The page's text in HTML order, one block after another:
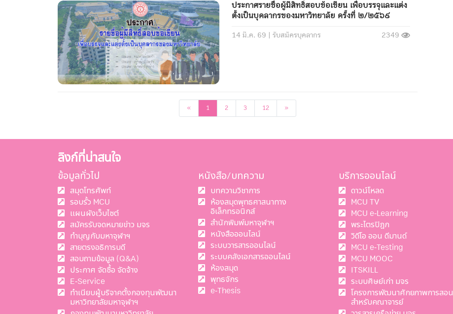
ประกาศรายชื่อผู้มีสิทธิ์สอบข้อเขียน เพื่อบรรจุและแต่ง
ตั้งเป็นบุคลากรของมหาวิทยาลัย ครั้งที่ ๒/๒๕๖๙
14 มี.ค. 69 | รับสมัครบุคลากร 2349
«ก่อนหน้า1 2 3 12 »ถัดไป
ลิงก์ที่น่าสนใจ
ข้อมูลทั่วไป
สมุดโทรศัพท์
รอบรั้ว MCU
แผนผังเว็บไซต์
สมัครรับจดหมายข่าว มจร
ทำบุญกับมหาจุฬาฯ
สายตรงอธิการบดี
สอบถามข้อมูล (Q&A)
ประกาศ จัดซื้อ จัดจ้าง
E-Service
ทำเนียบผู้บริจาคตั้งกองทุนพัฒนา
มหาวิทยาลัยมหาจุฬาฯ
หนังสือ/บทความ
บทความวิชาการ
ห้องสมุดพุทธศาสนาทาง
อิเล็กทรอนิกส์
สำนักพิมพ์มหาจุฬาฯ
หนังสือออนไลน์
ระบบวารสารออนไลน์
ระบบคลังเอกสารออนไลน์
ห้องสมุด
พุทธจักร
e-Thesis
บริการออนไลน์
ดาวน์โหลด
MCU TV
MCU e-Learning
พระไตรปิฎก
วิดีโอ ออน ดีมานด์
MCU e-Testing
MCU MOOC
ITSKILL
ระบบศิษย์เก่า มจร
โครงการพัฒนาศักยภาพการสอน
สำหรับคณาจารย์